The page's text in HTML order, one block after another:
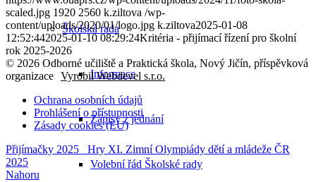
Školská rada
Informace
Zápisy z jednání
Volební řád Školské rady
scaled.jpg 1920 2560 k.ziltova /wp-
content/uploads/2020/01/logo.jpg k.ziltova2025-01-08
12:52:442025-01-10 08:29:24Kritéria - přijímací řízení pro školní
rok 2025-2026
© 2026 Odborné učiliště a Praktická škola, Nový Jičín, příspěvková
organizace Vyrobil Webdevel s.r.o.
Ochrana osobních údajů
Prohlášení o přístupnosti
Zásady cookies (EU)
Přijímačky 2025
Hry XI. Zimní Olympiády dětí a mládeže ČR
2025
Nahoru